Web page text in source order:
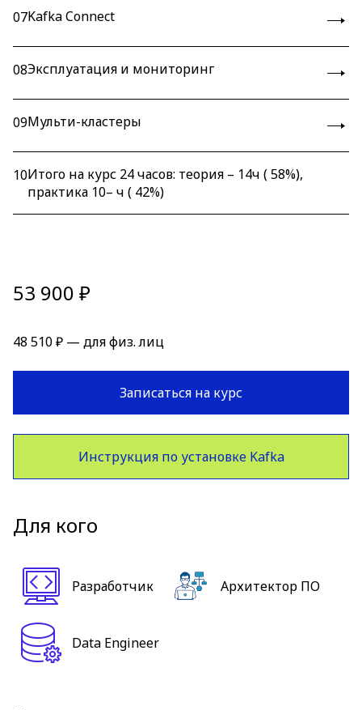
07Kafka Connect
08Эксплуатация и мониторинг
09Мульти-кластеры
10Итого на курс 24 часов: теория – 14ч ( 58%),
практика 10– ч ( 42%)
53 900 ₽
48 510 ₽ — для физ. лиц
Записаться на курс
Инструкция по установке Kafka
Для кого
Разработчик Архитектор ПО
Data Engineer